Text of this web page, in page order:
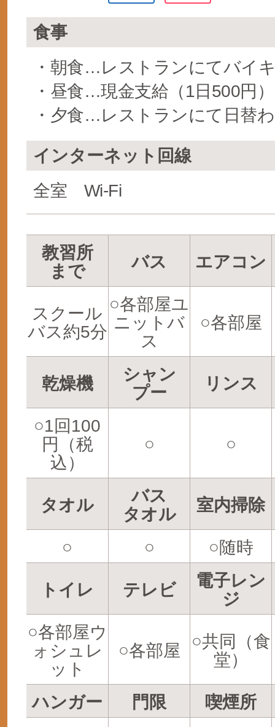
食事
・朝食…レストランにてバイ
・昼食…現金支給（1日500円）
・夕食…レストランにて日替
インターネット回線
全室 Wi-Fi
教習所
まで
バス エアコン
スクール
バス約5分
○各部屋ユ
ニットバ
ス
○各部屋
乾燥機
シャン
プー
リンス
○1回100
円（税
込）
○ ○
タオル
バス
タオル
室内掃除
○ ○ ○随時
トイレ テレビ
電子レン
ジ
○各部屋ウ
ォシュレ
ット
○各部屋
○共同（食
堂）
ハンガー 門限
喫煙所